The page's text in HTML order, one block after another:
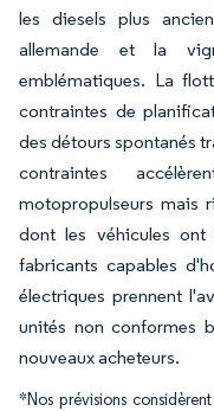
les diesels plus
allemande et la
emblématiques. La
contraintes de
des détours spontanés
contraintes
motopropulseurs mais
dont les véhicules
fabricants capables
électriques prennent
unités non conformes
nouveaux acheteurs.
*Nos prévisions